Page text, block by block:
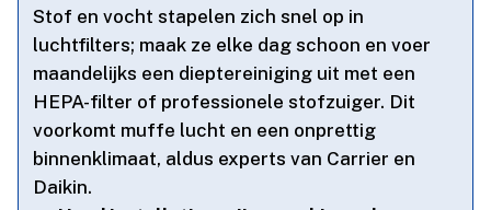
Stof en vocht stapelen zich snel op in
luchtfilters; maak ze elke dag schoon en voer
maandelijks een dieptereiniging uit met een
HEPA-filter of professionele stofzuiger.​ Dit
voorkomt muffe lucht en een onprettig
binnenklimaat, aldus experts van Carrier en
Daikin.​